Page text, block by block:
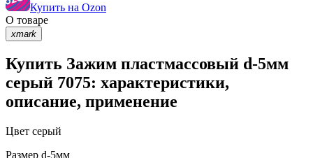
Купить на Ozon
О товаре
xmark
Купить Зажим пластмассовый d-5мм
серый 7075: характеристики,
описание, применение
Цвет серый
Размер d-5мм